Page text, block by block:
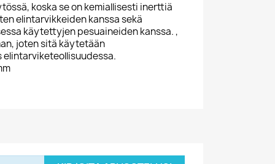
koska se on kemiallisesti inerttiä
elintarvikkeiden kanssa sekä
käytettyjen pesuaineiden kanssa. ,
joten sitä käytetään